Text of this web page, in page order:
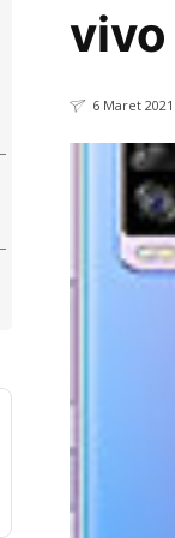
6 Maret 2021